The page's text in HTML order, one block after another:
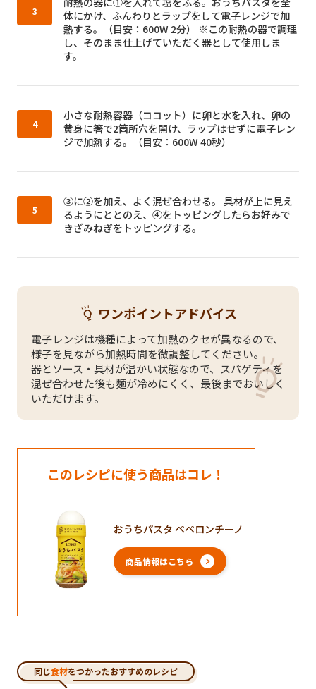
体にかけ、ふんわりとラップをして電子レンジで加
熱する。（目安：600W 2分） ※この耐熱の器で調理
し、そのまま仕上げていただく器として使用しま
す。
作り方4：
小さな耐熱容器（ココット）に卵と水を入れ、卵の
黄身に箸で2箇所穴を開け、ラップはせずに電子レン
ジで加熱する。（目安：600W 40秒）
作り方5：
③に②を加え、よく混ぜ合わせる。 具材が上に見え
るようにととのえ、④をトッピングしたらお好みで
きざみねぎをトッピングする。
ワンポイントアドバイス
電子レンジは機種によって加熱のクセが異なるので、
様子を見ながら加熱時間を微調整してください。
器とソース・具材が温かい状態なので、スパゲティを
混ぜ合わせた後も麺が冷めにくく、最後までおいしく
いただけます。
このレシピに使う商品はコレ！
おうちパスタ ペペロンチーノ
商品情報はこちら
同じ食材をつかったおすすめのレシピ